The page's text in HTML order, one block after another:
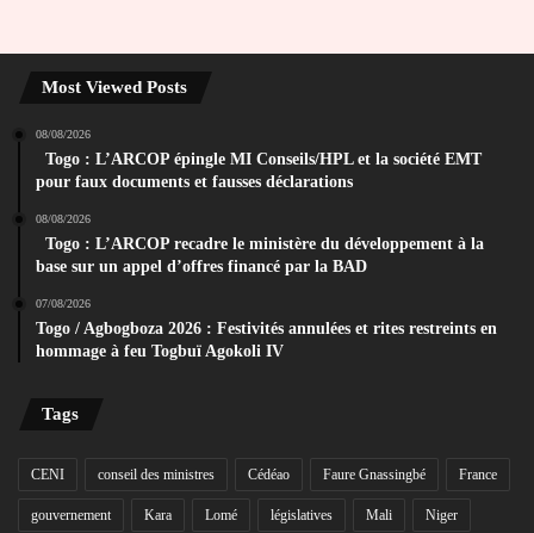
Most Viewed Posts
08/08/2026
Togo : L’ARCOP épingle MI Conseils/HPL et la société EMT
pour faux documents et fausses déclarations
08/08/2026
Togo : L’ARCOP recadre le ministère du développement à la
base sur un appel d’offres financé par la BAD
07/08/2026
Togo / Agbogboza 2026 : Festivités annulées et rites restreints en
hommage à feu Togbuï Agokoli IV
Tags
CENI conseil des ministres Cédéao Faure Gnassingbé France
gouvernement Kara Lomé législatives Mali Niger